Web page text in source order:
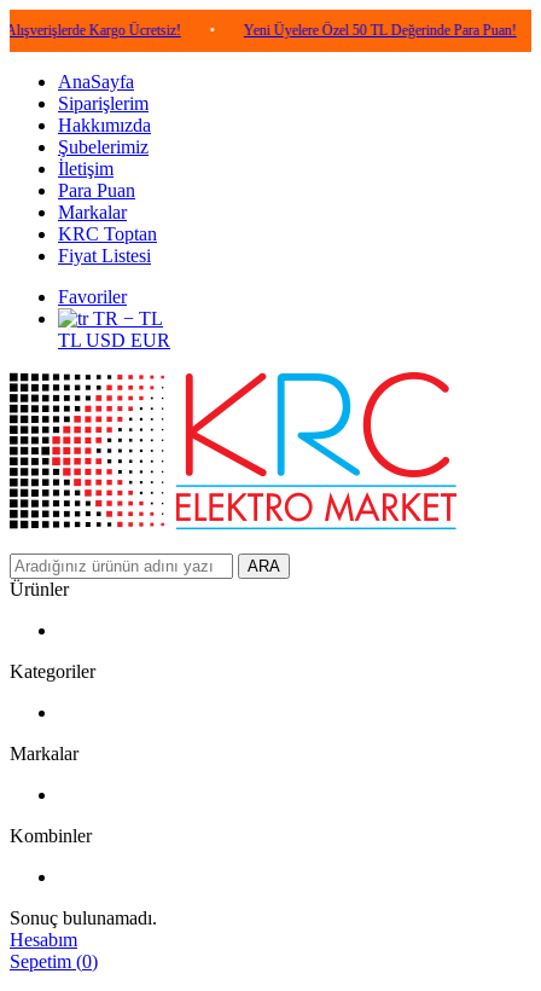
Kargo Ücretsiz! • Yeni Üyelere Özel 50 TL Değerinde Para Puan! •
AnaSayfa
Siparişlerim
Hakkımızda
Şubelerimiz
İletişim
Para Puan
Markalar
KRC Toptan
Fiyat Listesi
Favoriler
TR − TL
TL USD EUR
ARA
Ürünler
Kategoriler
Markalar
Kombinler
Sonuç bulunamadı.
Hesabım
Sepetim (0)